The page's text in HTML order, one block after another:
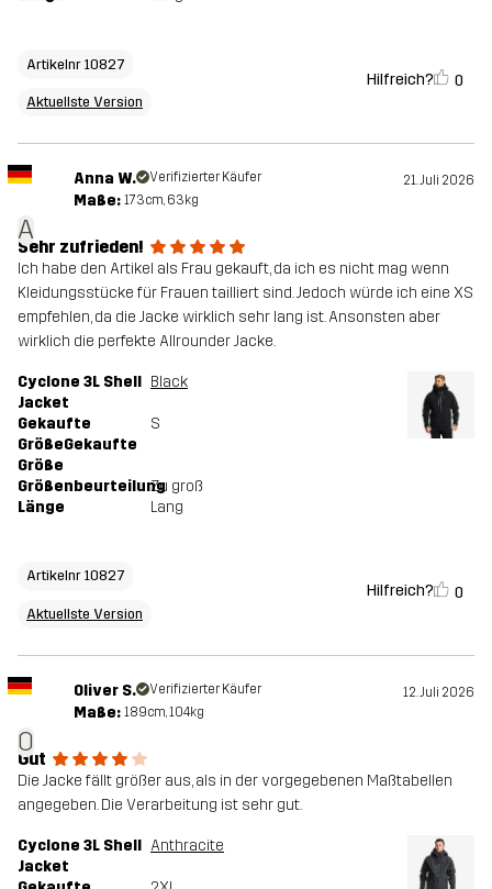
Artikelnr 10827
Aktuellste Version
Hilfreich? 0
A
Anna W. Verifizierter Käufer 21. Juli 2026
Maße: 173cm, 63kg
Sehr zufrieden!
Ich habe den Artikel als Frau gekauft, da ich es nicht mag wenn
Kleidungsstücke für Frauen tailliert sind. Jedoch würde ich eine XS
empfehlen, da die Jacke wirklich sehr lang ist. Ansonsten aber
wirklich die perfekte Allrounder Jacke.
Cyclone 3L Shell
Jacket
Black
Gekaufte
GrößeGekaufte
Größe
S
GrößenbeurteilungZu groß
Länge
Lang
Artikelnr 10827
Aktuellste Version
Hilfreich? 0
O
Oliver S. Verifizierter Käufer 12. Juli 2026
Maße: 189cm, 104kg
Gut
Die Jacke fällt größer aus, als in der vorgegebenen Maßtabellen
angegeben. Die Verarbeitung ist sehr gut.
Cyclone 3L Shell
Jacket
Anthracite